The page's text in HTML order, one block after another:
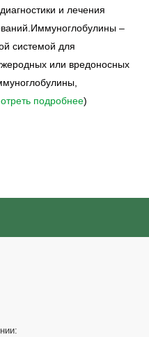
и лечения
–
системой для
или вредоносных
подробнее)